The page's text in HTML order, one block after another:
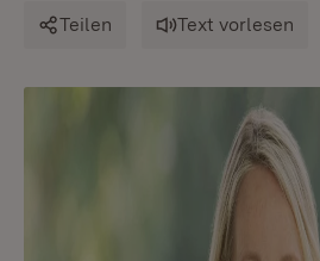
Teilen Text vorlesen